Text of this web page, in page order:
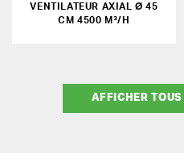
VENTILATEUR AXIAL Ø 45
CM 4500 M³/H
AFFICHER